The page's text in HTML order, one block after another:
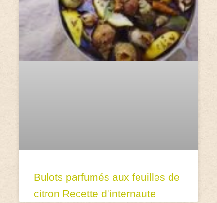
Bulots parfumés aux feuilles de
citron Recette d’internaute